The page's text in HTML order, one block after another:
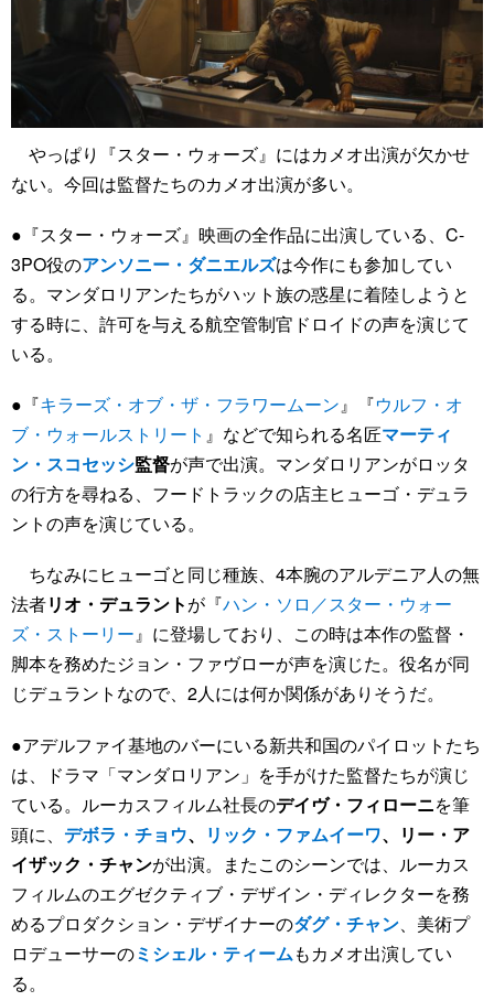
やっぱり『スター・ウォーズ』にはカメオ出演が欠かせ
ない。今回は監督たちのカメオ出演が多い。
●『スター・ウォーズ』映画の全作品に出演している、C-
3PO役のアンソニー・ダニエルズは今作にも参加してい
る。マンダロリアンたちがハット族の惑星に着陸しようと
する時に、許可を与える航空管制官ドロイドの声を演じて
いる。
●『キラーズ・オブ・ザ・フラワームーン』『ウルフ・オ
ブ・ウォールストリート 』などで知られる名匠マーティ
ン・スコセッシ監督が声で出演。マンダロリアンがロッタ
の行方を尋ねる、フードトラックの店主ヒューゴ・デュラ
ントの声を演じている。
ちなみにヒューゴと同じ種族、4本腕のアルデニア人の無
法者リオ・デュラントが『ハン・ソロ／スター・ウォー
ズ・ストーリー』に登場しており、この時は本作の監督・
脚本を務めたジョン・ファヴローが声を演じた。役名が同
じデュラントなので、2人には何か関係がありそうだ。
●アデルファイ基地のバーにいる新共和国のパイロットたち
は、ドラマ「マンダロリアン」を手がけた監督たちが演じ
ている。ルーカスフィルム社長のデイヴ・フィローニを筆
頭に、 デボラ・チョウ、 リック・ファムイーワ、リー・ア
イザック・チャンが出演。またこのシーンでは、ルーカス
フィルムのエグゼクティブ・デザイン・ディレクターを務
めるプロダクション・デザイナーのダグ・チャン、美術プ
ロデューサーのミシェル・ティームもカメオ出演してい
る。